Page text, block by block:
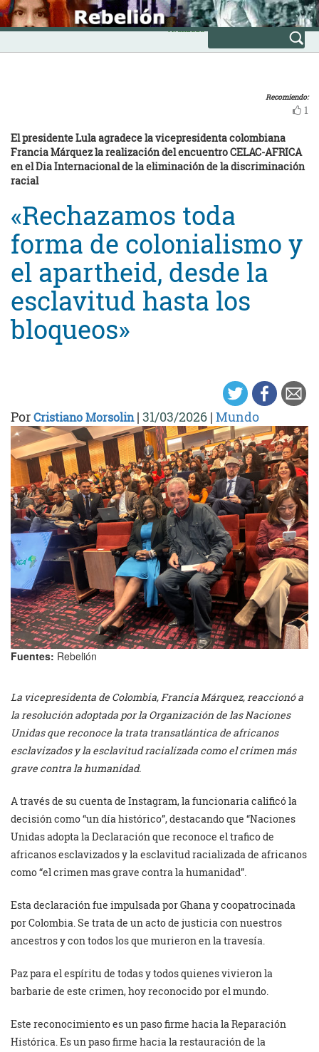
Skip
to
content
INICIO
Avanzada
Recomiendo:
1
El presidente Lula agradece la vicepresidenta colombiana
Francia Márquez la realización del encuentro CELAC-AFRICA
en el Dia Internacional de la eliminación de la discriminación
racial
«Rechazamos toda
forma de colonialismo y
el apartheid, desde la
esclavitud hasta los
bloqueos»
PorCristiano Morsolin| 31/03/2026 | Mundo
Fuentes: Rebelión
La vicepresidenta de Colombia, Francia Márquez, reaccionó a
la resolución adoptada por la Organización de las Naciones
Unidas que reconoce la trata transatlántica de africanos
esclavizados y la esclavitud racializada como el crimen más
grave contra la humanidad.
A través de su cuenta de Instagram, la funcionaria calificó la
decisión como “un día histórico”, destacando que “Naciones
Unidas adopta la Declaración que reconoce el trafico de
africanos esclavizados y la esclavitud racializada de africanos
como “el crimen mas grave contra la humanidad”.
Esta declaración fue impulsada por Ghana y coopatrocinada
por Colombia. Se trata de un acto de justicia con nuestros
ancestros y con todos los que murieron en la travesía.
Paz para el espíritu de todas y todos quienes vivieron la
barbarie de este crimen, hoy reconocido por el mundo.
Este reconocimiento es un paso firme hacia la Reparación
Histórica. Es un paso firme hacia la restauración de la